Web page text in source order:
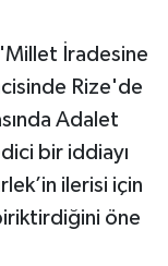
İradesine
Rize'de
Adalet
bir iddiayı
ilerisi için
öne